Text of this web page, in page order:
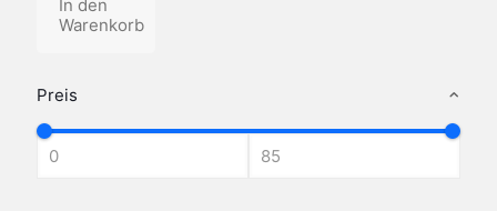
Preis
In den
Warenkorb